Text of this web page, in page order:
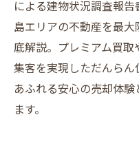
による建物状況調査報
島エリアの不動産を最
底解説。プレミアム買
集客を実現しただんら
あふれる安心の売却体
ます。